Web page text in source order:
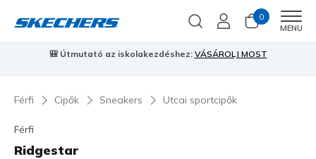
0
MENU
🎒 Útmutató az iskolakezdéshez: VÁSÁROLJ MOST
Férfi Cipők Sneakers Utcai sportcipők
Férfi
Ridgestar